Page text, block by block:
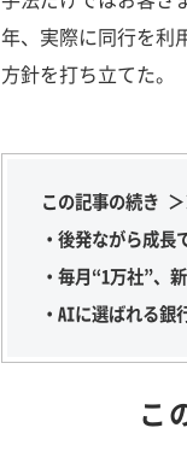
年、実際に同行を利
方針を打ち立てた。
この記事の続き
・後発ながら成
・毎月“1万社”、
・AIに選ばれる
こ